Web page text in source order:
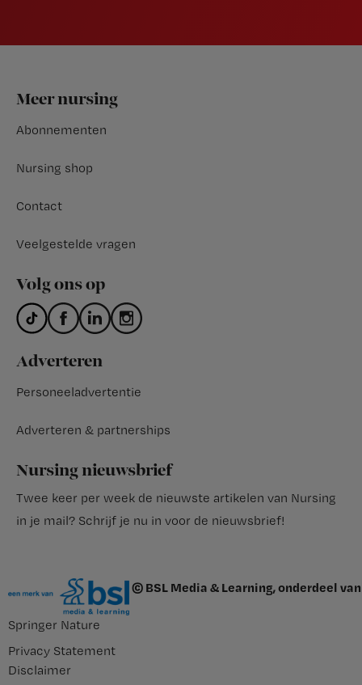
Footer
Meer nursing
Abonnementen
Nursing shop
Contact
Veelgestelde vragen
Volg ons op
Adverteren
Personeeladvertentie
Adverteren & partnerships
Nursing nieuwsbrief
Twee keer per week de nieuwste artikelen van Nursing
in je mail? Schrijf je nu in voor de nieuwsbrief!
© BSL Media & Learning, onderdeel van
Springer Nature
Privacy Statement
Disclaimer